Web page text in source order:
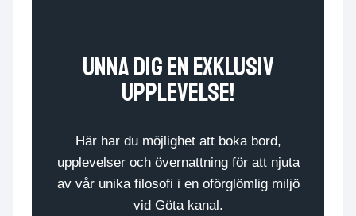
Unna dig en exklusiv
upplevelse!
Här har du möjlighet att boka bord,
upplevelser och övernattning för att njuta
av vår unika filosofi i en oförglömlig miljö
vid Göta kanal.